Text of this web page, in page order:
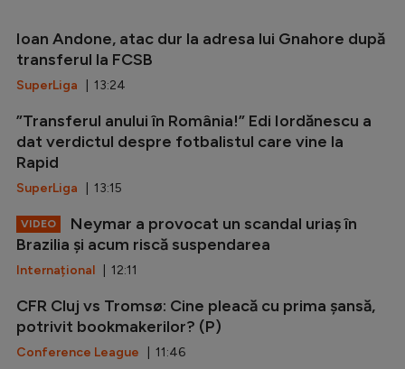
Ioan Andone, atac dur la adresa lui Gnahore după
transferul la FCSB
SuperLiga | 13:24
”Transferul anului în România!” Edi Iordănescu a
dat verdictul despre fotbalistul care vine la
Rapid
SuperLiga | 13:15
VIDEO
Neymar a provocat un scandal uriaș în
Brazilia și acum riscă suspendarea
Internațional | 12:11
CFR Cluj vs Tromsø: Cine pleacă cu prima șansă,
potrivit bookmakerilor? (P)
Conference League | 11:46